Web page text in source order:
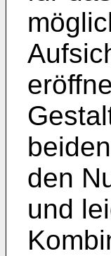
den
und